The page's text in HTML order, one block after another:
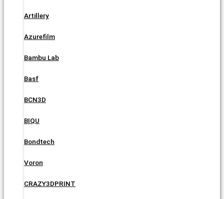
Artillery
Azurefilm
Bambu Lab
Basf
BCN3D
BIQU
Bondtech
Voron
CRAZY3DPRINT